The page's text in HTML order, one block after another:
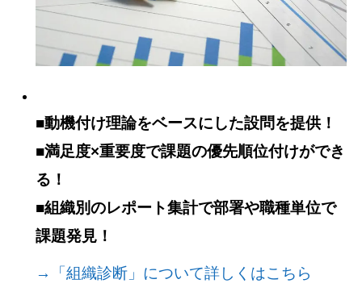
■動機付け理論をベースにした設問を提供！
■満足度×重要度で課題の優先順位付けができ
る！
■組織別のレポート集計で部署や職種単位で
課題発見！
→「組織診断」について詳しくはこちら